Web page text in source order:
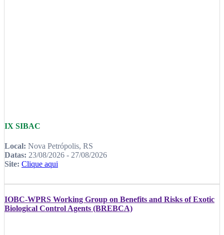
IX SIBAC
Local: Nova Petrópolis, RS
Datas: 23/08/2026 - 27/08/2026
Site: Clique aqui
IOBC-WPRS Working Group on Benefits and Risks of Exotic
Biological Control Agents (BREBCA)